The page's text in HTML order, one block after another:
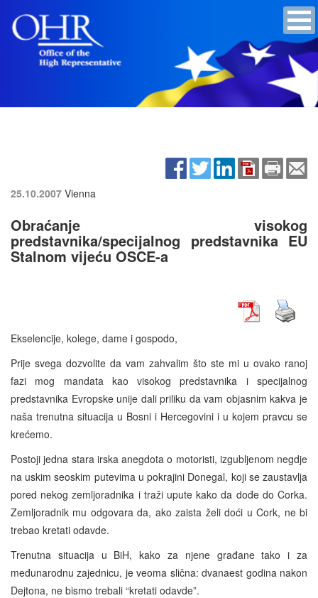
25.10.2007 Vienna
Obraćanje visokog
predstavnika/specijalnog predstavnika EU
Stalnom vijeću OSCE-a
Ekselencije, kolege, dame i gospodo,
Prije svega dozvolite da vam zahvalim što ste mi u ovako ranoj
fazi mog mandata kao visokog predstavnika i specijalnog
predstavnika Evropske unije dali priliku da vam objasnim kakva je
naša trenutna situacija u Bosni i Hercegovini i u kojem pravcu se
krećemo.
Postoji jedna stara irska anegdota o motoristi, izgubljenom negdje
na uskim seoskim putevima u pokrajini Donegal, koji se zaustavlja
pored nekog zemljoradnika i traži upute kako da dođe do Corka.
Zemljoradnik mu odgovara da, ako zaista želi doći u Cork, ne bi
trebao kretati odavde.
Trenutna situacija u BiH, kako za njene građane tako i za
međunarodnu zajednicu, je veoma slična: dvanaest godina nakon
Dejtona, ne bismo trebali “kretati odavde”.